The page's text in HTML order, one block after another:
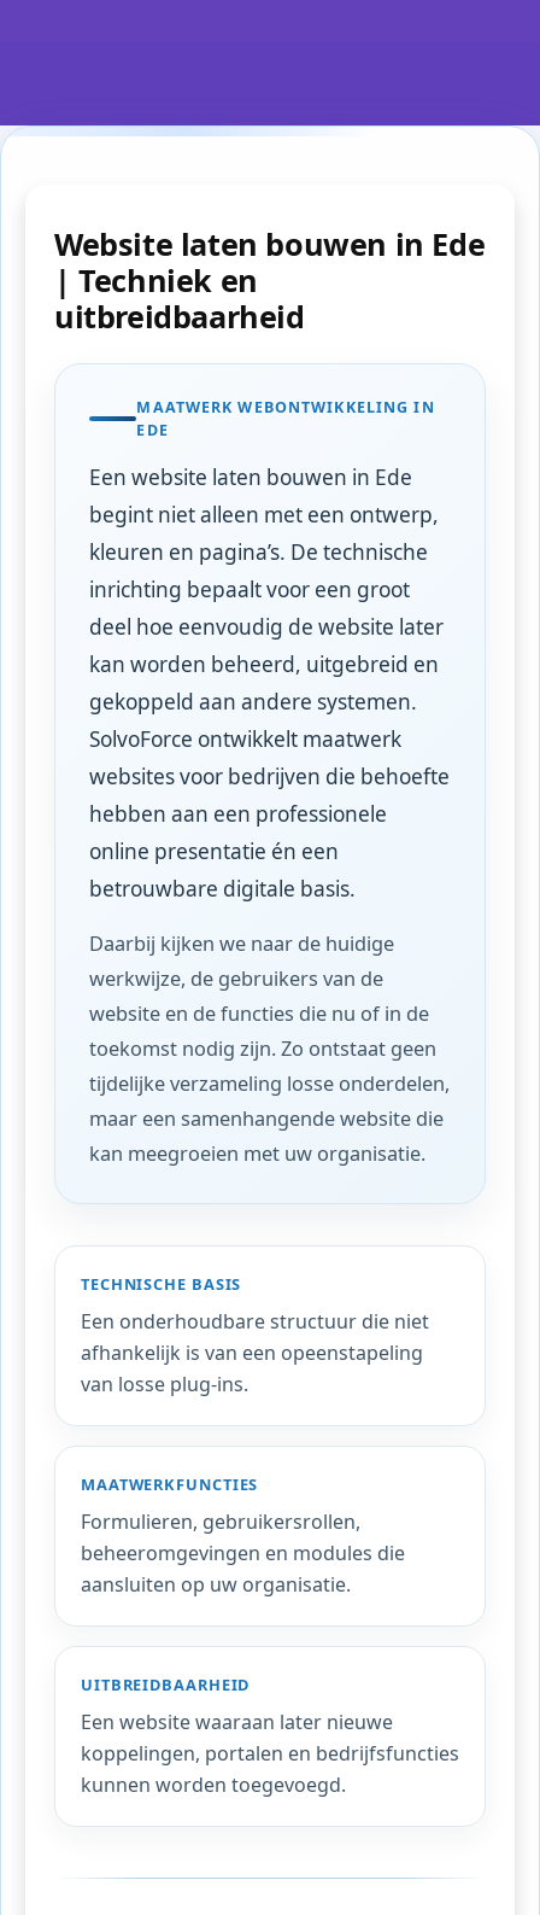
Website laten bouwen in Ede
| Techniek en
uitbreidbaarheid
MAATWERK WEBONTWIKKELING IN
EDE
Een website laten bouwen in Ede
begint niet alleen met een ontwerp,
kleuren en pagina’s. De technische
inrichting bepaalt voor een groot
deel hoe eenvoudig de website later
kan worden beheerd, uitgebreid en
gekoppeld aan andere systemen.
SolvoForce ontwikkelt maatwerk
websites voor bedrijven die behoefte
hebben aan een professionele
online presentatie én een
betrouwbare digitale basis.
Daarbij kijken we naar de huidige
werkwijze, de gebruikers van de
website en de functies die nu of in de
toekomst nodig zijn. Zo ontstaat geen
tijdelijke verzameling losse onderdelen,
maar een samenhangende website die
kan meegroeien met uw organisatie.
TECHNISCHE BASIS
Een onderhoudbare structuur die niet
afhankelijk is van een opeenstapeling
van losse plug-ins.
MAATWERKFUNCTIES
Formulieren, gebruikersrollen,
beheeromgevingen en modules die
aansluiten op uw organisatie.
UITBREIDBAARHEID
Een website waaraan later nieuwe
koppelingen, portalen en bedrijfsfuncties
kunnen worden toegevoegd.